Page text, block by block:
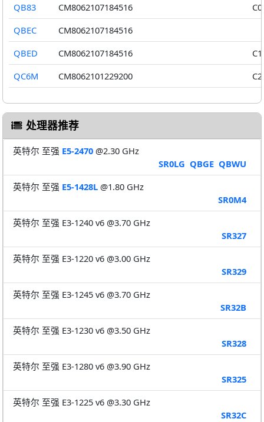
QB83 CM8062107184516
C0
QBEC
CM8062107184516
QBED
CM8062107184516
C1
QC6M
CM8062101229200 C2
处理器推荐
英特尔 至强 E5-2470 @2.30 GHz
SR0LG QBGE QBWU
英特尔 至强 E5-1428L @1.80 GHz
SR0M4
英特尔 至强 E3-1240 v6 @3.70 GHz
SR327
英特尔 至强 E3-1220 v6 @3.00 GHz
SR329
英特尔 至强 E3-1245 v6 @3.70 GHz
SR32B
英特尔 至强 E3-1230 v6 @3.50 GHz
SR328
英特尔 至强 E3-1280 v6 @3.90 GHz
SR325
英特尔 至强 E3-1225 v6 @3.30 GHz
SR32C